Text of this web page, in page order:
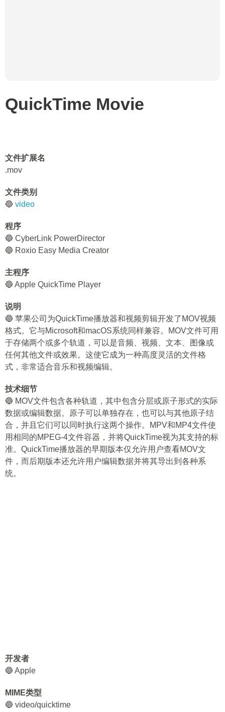
QuickTime Movie
文件扩展名
.mov
文件类别
🔵 video
程序
🔵 CyberLink PowerDirector
🔵 Roxio Easy Media Creator
主程序
🔵 Apple QuickTime Player
说明
🔵 苹果公司为QuickTime播放器和视频剪辑开发了MOV视频
格式。它与Microsoft和macOS系统同样兼容。MOV文件可用
于存储两个或多个轨道，可以是音频、视频、文本、图像或
任何其他文件或效果。这使它成为一种高度灵活的文件格
式，非常适合音乐和视频编辑。
技术细节
🔵 MOV文件包含各种轨道，其中包含分层或原子形式的实际
数据或编辑数据。原子可以单独存在，也可以与其他原子结
合，并且它们可以同时执行这两个操作。MPV和MP4文件使
用相同的MPEG-4文件容器，并将QuickTime视为其支持的标
准。QuickTime播放器的早期版本仅允许用户查看MOV文
件，而后期版本还允许用户编辑数据并将其导出到各种系
统。
开发者
🔵 Apple
MIME类型
🔵 video/quicktime